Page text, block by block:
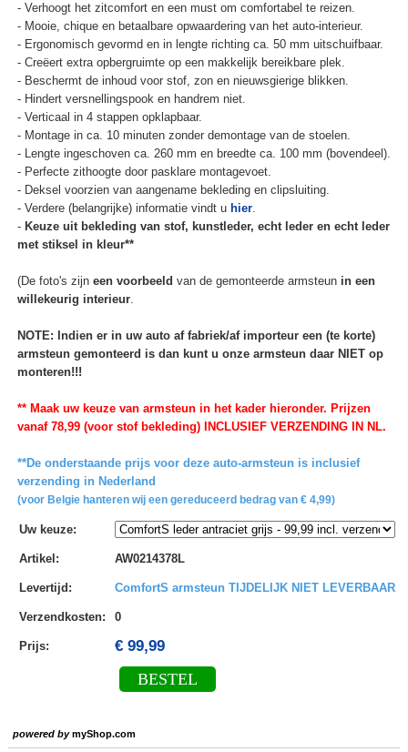
- Verhoogt het zitcomfort en een must om comfortabel te reizen.
- Mooie, chique en betaalbare opwaardering van het auto-interieur.
- Ergonomisch gevormd en in lengte richting ca. 50 mm uitschuifbaar.
- Creëert extra opbergruimte op een makkelijk bereikbare plek.
- Beschermt de inhoud voor stof, zon en nieuwsgierige blikken.
- Hindert versnellingspook en handrem niet.
- Verticaal in 4 stappen opklapbaar.
- Montage in ca. 10 minuten zonder demontage van de stoelen.
- Lengte ingeschoven ca. 260 mm en breedte ca. 100 mm (bovendeel).
- Perfecte zithoogte door pasklare montagevoet.
- Deksel voorzien van aangename bekleding en clipsluiting.
- Verdere (belangrijke) informatie vindt u hier.
- Keuze uit bekleding van stof, kunstleder, echt leder en echt leder
met stiksel in kleur**
(De foto's zijn een voorbeeld van de gemonteerde armsteun in een
willekeurig interieur.
NOTE: Indien er in uw auto af fabriek/af importeur een (te korte)
armsteun gemonteerd is dan kunt u onze armsteun daar NIET op
monteren!!!
** Maak uw keuze van armsteun in het kader hieronder. Prijzen
vanaf 78,99 (voor stof bekleding) INCLUSIEF VERZENDING IN NL.
**De onderstaande prijs voor deze auto-armsteun is inclusief
verzending in Nederland
(voor Belgie hanteren wij een gereduceerd bedrag van € 4,99)
Uw keuze:
Artikel : AW0214378L
Levertijd : ComfortS armsteun TIJDELIJK NIET LEVERBAAR
Verzendkosten: 0
Prijs: € 99,99
BESTEL
powered bymyShop.com